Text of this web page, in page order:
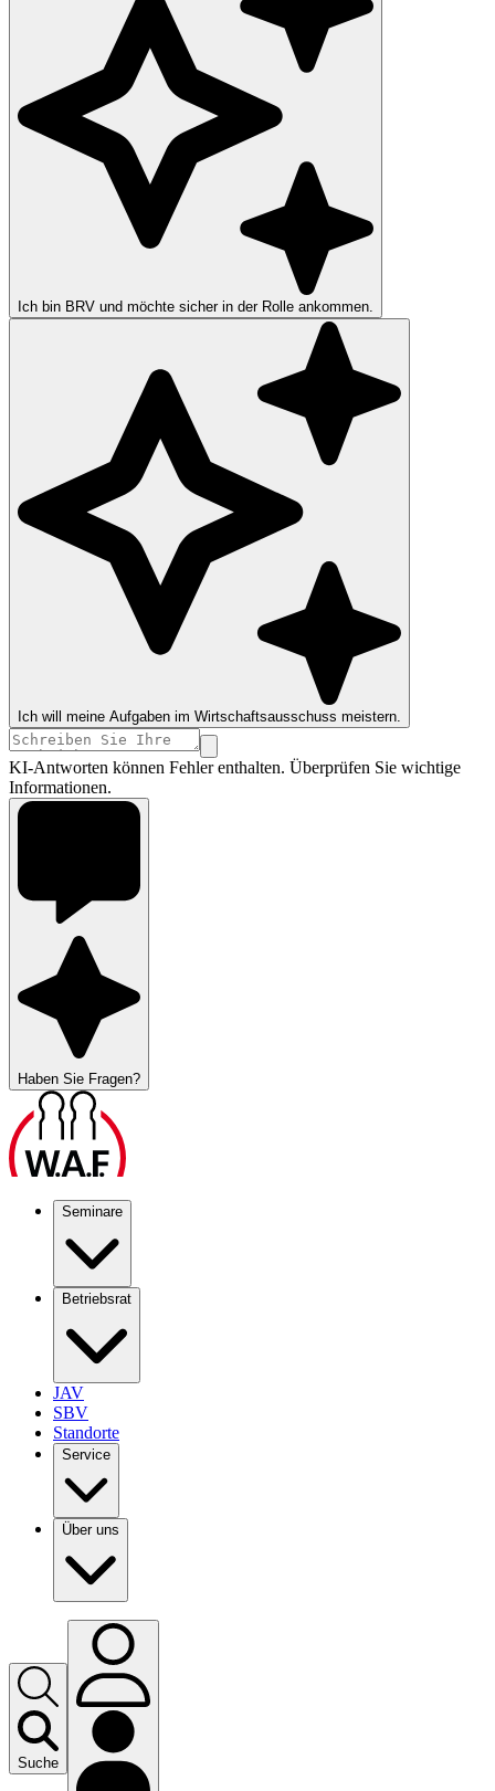
Ich bin BRV und möchte sicher in der Rolle ankommen.
Ich will meine Aufgaben im Wirtschaftsausschuss meistern.
KI-Antworten können Fehler enthalten. Überprüfen Sie wichtige
Informationen.
Haben Sie Fragen?
Seminare
Betriebsrat
JAV
SBV
Standorte
Service
Über uns
Suche